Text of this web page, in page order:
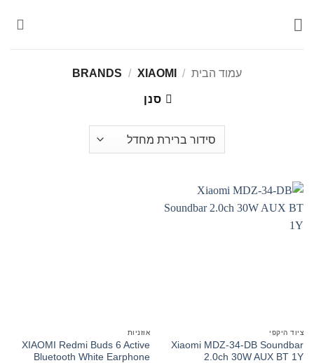
עמוד הבית /
/ XIAOMI
סנן
ציוד היקפי
Xiaomi MDZ-34-DB Soundbar
2.0ch 30W AUX BT 1Y
אוזניות
XIAOMI Redmi Buds 6 Active
Bluetooth White Earphone